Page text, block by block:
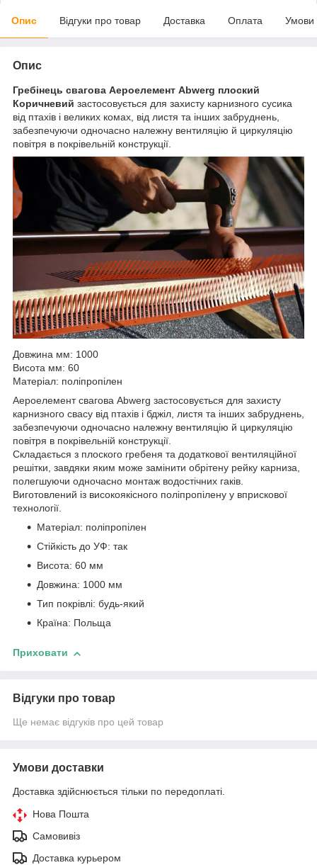
Опис Відгуки про товар Доставка Оплата Умови
Опис
Гребінець свагова Аероелемент Abwerg плоский
Коричневий застосовується для захисту карнизного сусика
від птахів і великих комах, від листя та інших забруднень,
забезпечуючи одночасно належну вентиляцію й циркуляцію
повітря в покрівельній конструкції.
Довжина мм: 1000
Висота мм: 60
Матеріал: поліпропілен
Аероелемент свагова Abwerg застосовується для захисту
карнизного свасу від птахів і бджіл, листя та інших забруднень,
забезпечуючи одночасно належну вентиляцію й циркуляцію
повітря в покрівельній конструкції.
Складається з плоского гребеня та додаткової вентиляційної
решітки, завдяки яким може замінити обрітену рейку карниза,
полегшуючи одночасно монтаж водостічних гаків.
Виготовлений із високоякісного поліпропілену у вприскової
технології.
Матеріал: поліпропілен
Стійкість до УФ: так
Висота: 60 мм
Довжина: 1000 мм
Тип покрівлі: будь-який
Країна: Польща
Приховати
Відгуки про товар
Ще немає відгуків про цей товар
Умови доставки
Доставка здійснюється тільки по передоплаті.
Нова Пошта
Самовивіз
Доставка курьером